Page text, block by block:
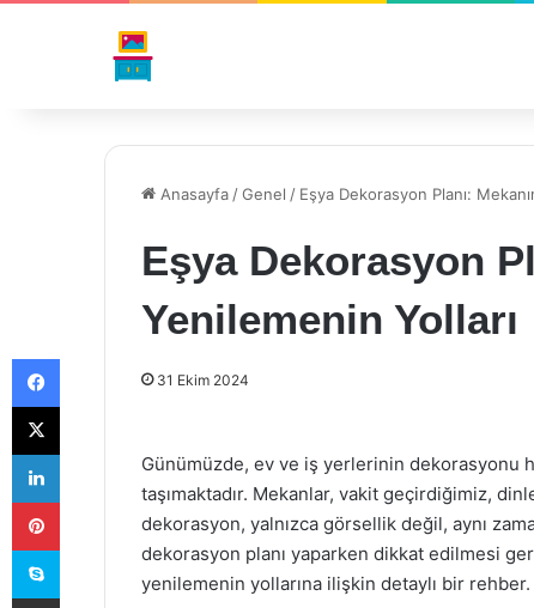
Anasayfa /Genel / Eşya Dekorasyon Planı:
Eşya Dekorasyon
Yenilemenin Yolları
31 Ekim 2024
Günümüzde, ev ve iş yerlerinin dekorasyonu
taşımaktadır. Mekanlar, vakit geçirdiğimiz,
dekorasyon, yalnızca görsellik değil, aynı
dekorasyon planı yaparken dikkat edilmesi
yenilemenin yollarına ilişkin detaylı bir rehber.
Facebook
X
LinkedIn
Pinterest
Skype
E-Posta ile paylaş